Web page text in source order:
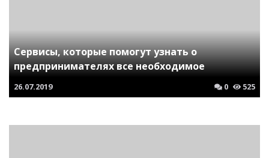
Сервисы, которые помогут узнать о
предпринимателях все необходимое
26.07.2019 0 525